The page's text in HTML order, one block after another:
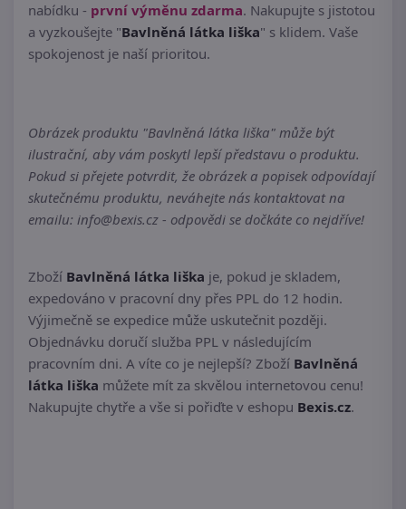
nabídku - první výměnu zdarma. Nakupujte s jistotou
a vyzkoušejte "Bavlněná látka liška" s klidem. Vaše
spokojenost je naší prioritou.
Obrázek produktu "Bavlněná látka liška" může být
ilustrační, aby vám poskytl lepší představu o produktu.
Pokud si přejete potvrdit, že obrázek a popisek odpovídají
skutečnému produktu, neváhejte nás kontaktovat na
emailu: info@bexis.cz - odpovědi se dočkáte co nejdříve!
Zboží Bavlněná látka liška je, pokud je skladem,
expedováno v pracovní dny přes PPL do 12 hodin.
Výjimečně se expedice může uskutečnit později.
Objednávku doručí služba PPL v následujícím
pracovním dni. A víte co je nejlepší? Zboží Bavlněná
látka liška můžete mít za skvělou internetovou cenu!
Nakupujte chytře a vše si pořiďte v eshopu Bexis.cz.